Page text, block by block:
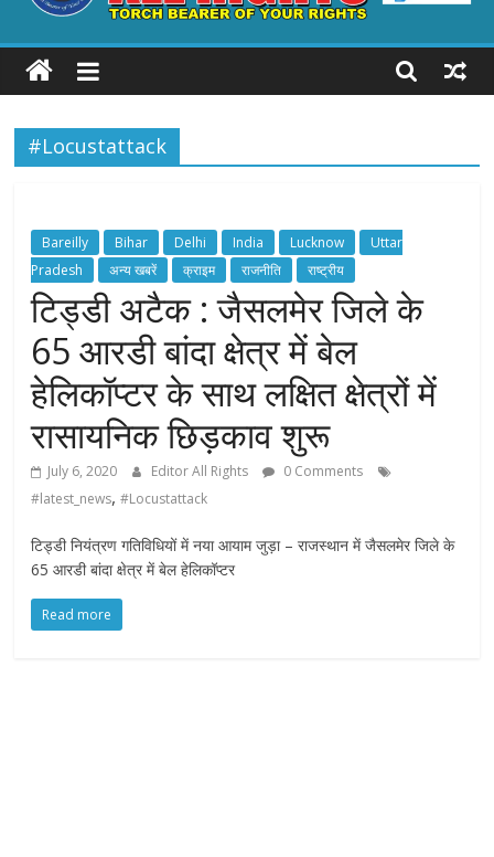
ALL
RIGHTS
Torch
your
Rights
#Locustattack
Bareilly Bihar Delhi India Lucknow
Uttar
Pradesh
अन्य खबरें क्राइम राजनीति राष्ट्रीय
टिड्डी अटैक : जैसलमेर जिले के
65 आरडी बांदा क्षेत्र में बेल
हेलिकॉप्टर के साथ लक्षित क्षेत्रों में
रासायनिक छिड़काव शुरू
July 6, 2020 Editor All Rights
0 Comments
#latest_news,#Locustattack
टिड्डी नियंत्रण गतिविधियों में नया आयाम जुड़ा – राजस्थान में जैसलमेर जिले के
65 आरडी बांदा क्षेत्र में बेल हेलिकॉप्टर
Read more